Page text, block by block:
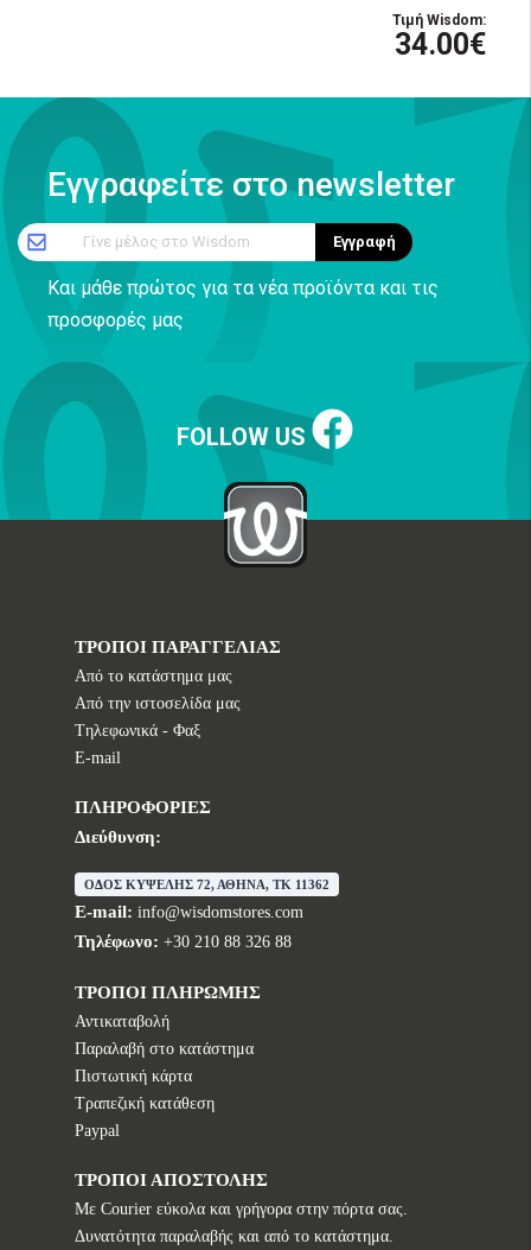
Τιμή Wisdom:
34.00€
Εγγραφείτε στο newsletter
Γίνε μέλος στο Wisdom Εγγραφή
Και μάθε πρώτος για τα νέα προϊόντα και τις
προσφορές μας
FOLLOW US
ΤΡΟΠΟΙ ΠΑΡΑΓΓΕΛΙΑΣ
Από το κατάστημα μας
Από την ιστοσελίδα μας
Tηλεφωνικά - Φαξ
E-mail
ΠΛΗΡΟΦΟΡΙΕΣ
Διεύθυνση:
ΟΔΟΣ ΚΥΨΕΛΗΣ 72, ΑΘΗΝΑ, TK 11362
E-mail: info@wisdomstores.com
Τηλέφωνο: +30 210 88 326 88
ΤΡΟΠΟΙ ΠΛΗΡΩΜΗΣ
Αντικαταβολή
Παραλαβή στο κατάστημα
Πιστωτική κάρτα
Τραπεζική κατάθεση
Paypal
ΤΡΟΠΟΙ ΑΠΟΣΤΟΛΗΣ
Με Courier εύκολα και γρήγορα στην πόρτα σας.
Δυνατότητα παραλαβής και από το κατάστημα.